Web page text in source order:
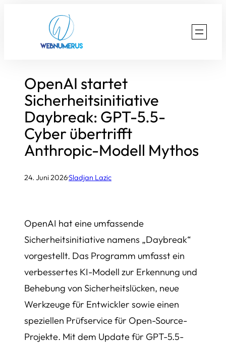
OpenAI startet
Sicherheitsinitiative
Daybreak: GPT-5.5-
Cyber übertrifft
Anthropic-Modell Mythos
24. Juni 2026·Sladjan Lazic
OpenAI hat eine umfassende
Sicherheitsinitiative namens „Daybreak“
vorgestellt. Das Programm umfasst ein
verbessertes KI-Modell zur Erkennung und
Behebung von Sicherheitslücken, neue
Werkzeuge für Entwickler sowie einen
speziellen Prüfservice für Open-Source-
Projekte. Mit dem Update für GPT-5.5-